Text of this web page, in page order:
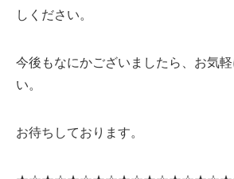
しください。
今後もなにかございましたら、お気
い。
お待ちしております。